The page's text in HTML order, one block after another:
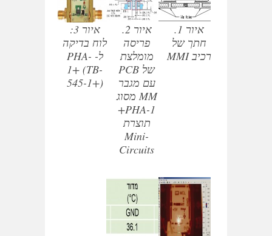
איור 1.
חתך של
רכיב MMI
איור 2.
פריסה
מומלצת
של PCB
עם מגבר
MM מסוג
PHA-1+
תוצרת
Mini-
Circuits
איור 3:
לוח בדיקה
ל- PHA-
1+ (TB-
545-1+)